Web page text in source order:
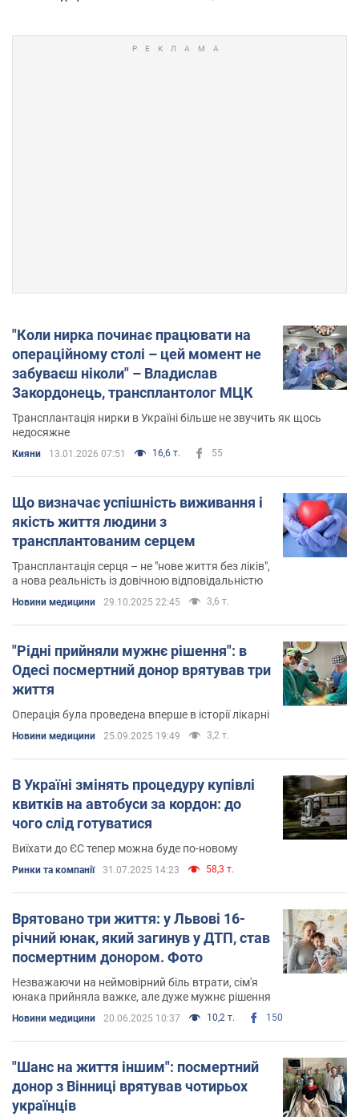
"Коли нирка починає працювати на
операційному столі – цей момент не
забуваєш ніколи" – Владислав
Закордонець, трансплантолог МЦК
Трансплантація нирки в Україні більше не звучить як щось
недосяжне
Кияни 13.01.2026 07:51 16,6 т. 55
Що визначає успішність виживання і
якість життя людини з
трансплантованим серцем
Трансплантація серця – не "нове життя без ліків",
а нова реальність із довічною відповідальністю
Новини медицини 29.10.2025 22:45 3,6 т.
"Рідні прийняли мужнє рішення": в
Одесі посмертний донор врятував три
життя
Операція була проведена вперше в історії лікарні
Новини медицини 25.09.2025 19:49 3,2 т.
В Україні змінять процедуру купівлі
квитків на автобуси за кордон: до
чого слід готуватися
Виїхати до ЄС тепер можна буде по-новому
Ринки та компанії 31.07.2025 14:23 58,3 т.
Врятовано три життя: у Львові 16-
річний юнак, який загинув у ДТП, став
посмертним донором. Фото
Незважаючи на неймовірний біль втрати, сім'я
юнака прийняла важке, але дуже мужнє рішення
Новини медицини 20.06.2025 10:37 10,2 т. 150
"Шанс на життя іншим": посмертний
донор з Вінниці врятував чотирьох
українців